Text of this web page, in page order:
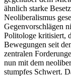
ähnlich starke
Neoliberalismus
Gegenvorschlägen
Politologe kritisiert,
Bewegungen seit
zentralen
nun mit dem
stumpfes Schwert.